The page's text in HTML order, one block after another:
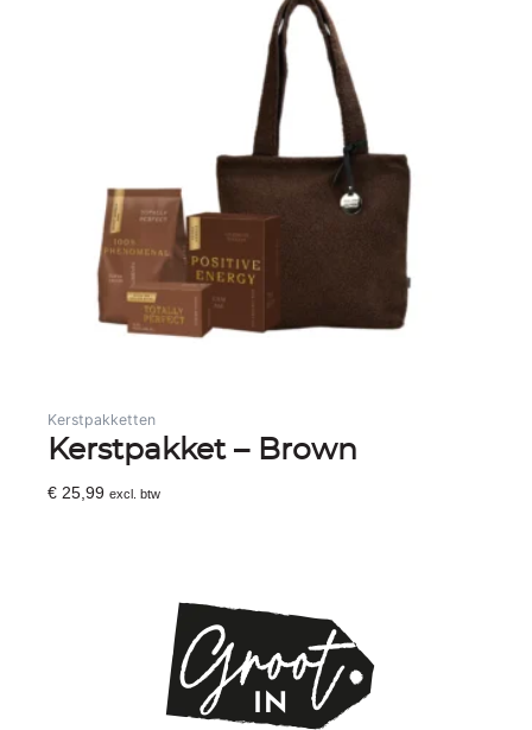
Kerstpakketten
Kerstpakket – Brown
€ 25,99 excl. btw